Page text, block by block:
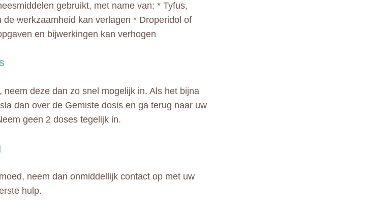
gebruikt, met name van: * Tyfus,
de werkzaamheid kan verlagen * Droperidol of
en bijwerkingen kan verhogen
deze dan zo snel mogelijk in. Als het bijna
dan over de Gemiste dosis en ga terug naar uw
geen 2 doses tegelijk in.
neem dan onmiddellijk contact op met uw
hulp.